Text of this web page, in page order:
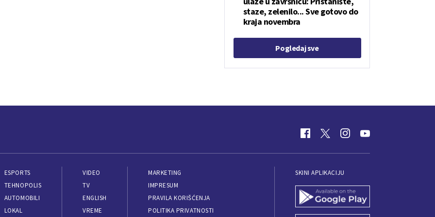
staze, zelenilo... Sve gotovo do
kraja novembra
Pogledaj sve
ESPORTS
TEHNOPOLIS
AUTOMOBILI
LOKAL
VIDEO
TV
ENGLISH
VREME
MARKETING
IMPRESUM
PRAVILA KORIŠĆENJA
POLITIKA PRIVATNOSTI
SKINI APLIKACIJU